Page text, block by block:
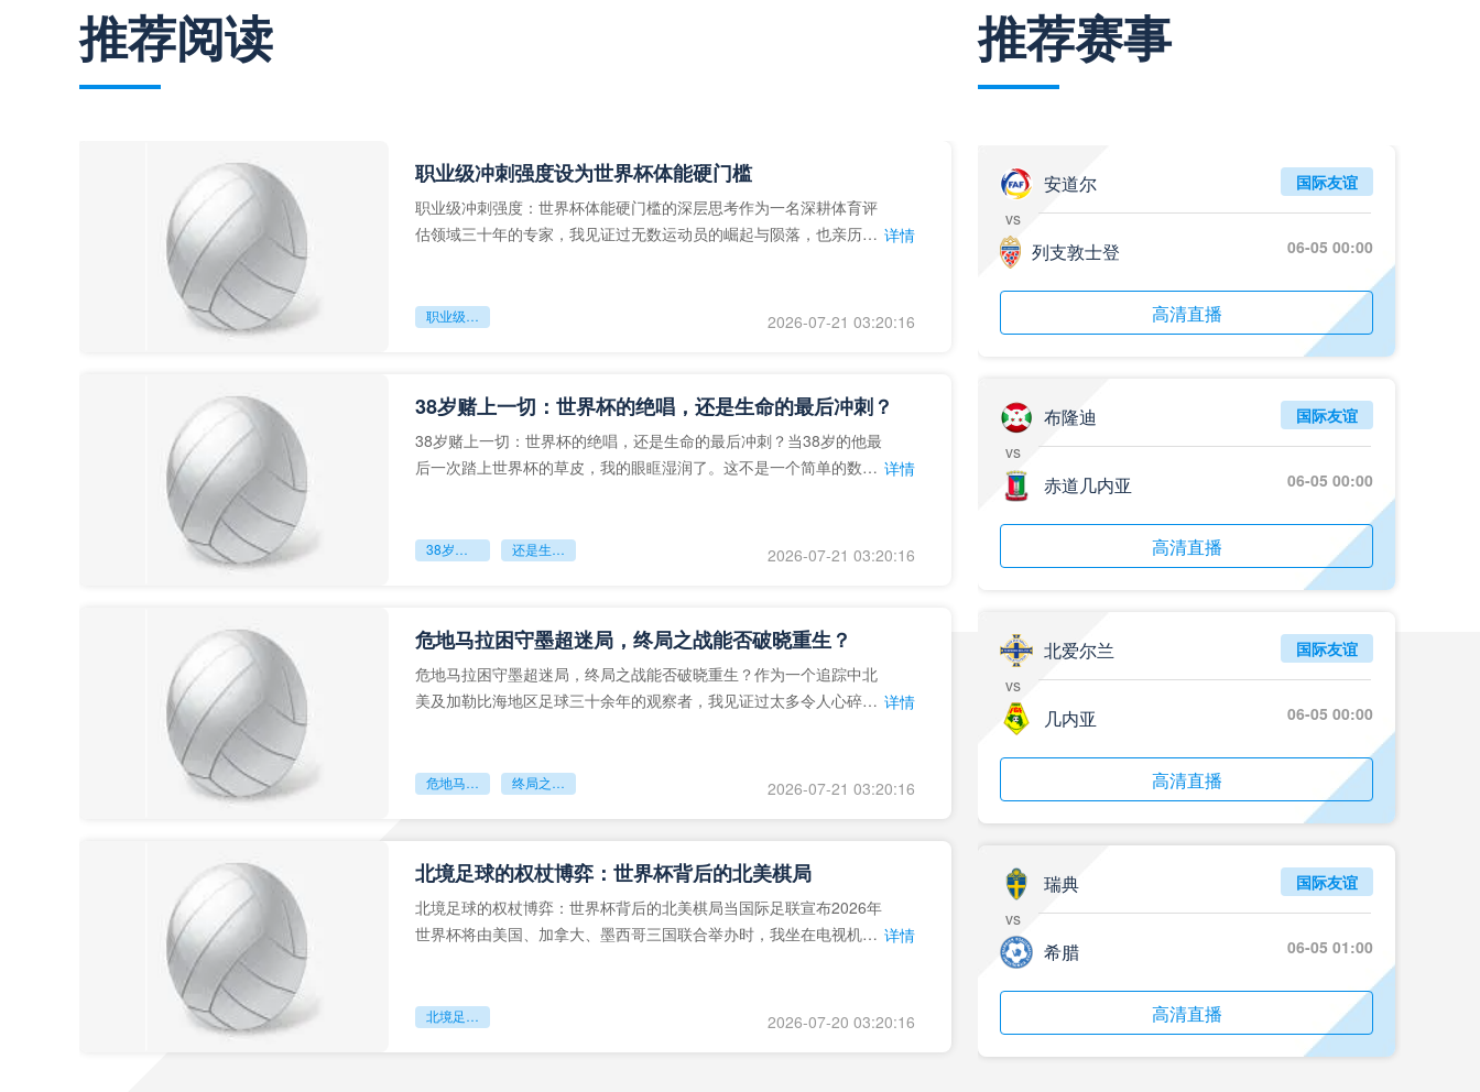
标签
比赛录像 西甲
05月26日 AC米兰vs蒙扎全场录像回放
标签
标签
标签
2025年5月24日
标签
欧联杯决赛
标签
标签
2024年5月21日
标签
2024年5月21日 足协杯第3轮
标签
2024年5月21日
标签
比赛录像
标签
比赛录像 成都蓉城
标签
标签
比赛录像
05月22日 水晶宫vs狼队 全场录像回放
推荐阅读
职业级冲刺强度设为世界杯体能硬门槛
职业级冲刺强度：世界杯体能硬门槛的深层思考作为一名深耕体育评
估领域三十年的专家，我见证过无数运动员的崛起与陨落，也亲历了 详情
职业级冲刺强度设为世界杯体能硬门槛 2026-07-21 03:20:16
38岁赌上一切：世界杯的绝唱，还是生命的最后冲刺？
38岁赌上一切：世界杯的绝唱，还是生命的最后冲刺？当38岁的他最
后一次踏上世界杯的草皮，我的眼眶湿润了。这不是一个简单的数
详情
38岁赌上一切：世界杯的绝唱 还是生命的最后冲刺？ 2026-07-21 03:20:16
危地马拉困守墨超迷局，终局之战能否破晓重生？
危地马拉困守墨超迷局，终局之战能否破晓重生？作为一个追踪中北
美及加勒比海地区足球三十余年的观察者，我见证过太多令人心碎的 详情
危地马拉困守墨超迷局 终局之战能否破晓重生？ 2026-07-21 03:20:16
北境足球的权杖博弈：世界杯背后的北美棋局
北境足球的权杖博弈：世界杯背后的北美棋局当国际足联宣布2026年
世界杯将由美国、加拿大、墨西哥三国联合举办时，我坐在电视机
详情
北境足球的权杖博弈：世界杯背后的北美棋局 2026-07-20 03:20:16
推荐赛事
安道尔
vs
列支敦士登
国际友谊
06-05 00:00
高清直播
布隆迪
vs
赤道几内亚
国际友谊
06-05 00:00
高清直播
北爱尔兰
vs
几内亚
国际友谊
06-05 00:00
高清直播
瑞典
vs
希腊
国际友谊
06-05 01:00
高清直播